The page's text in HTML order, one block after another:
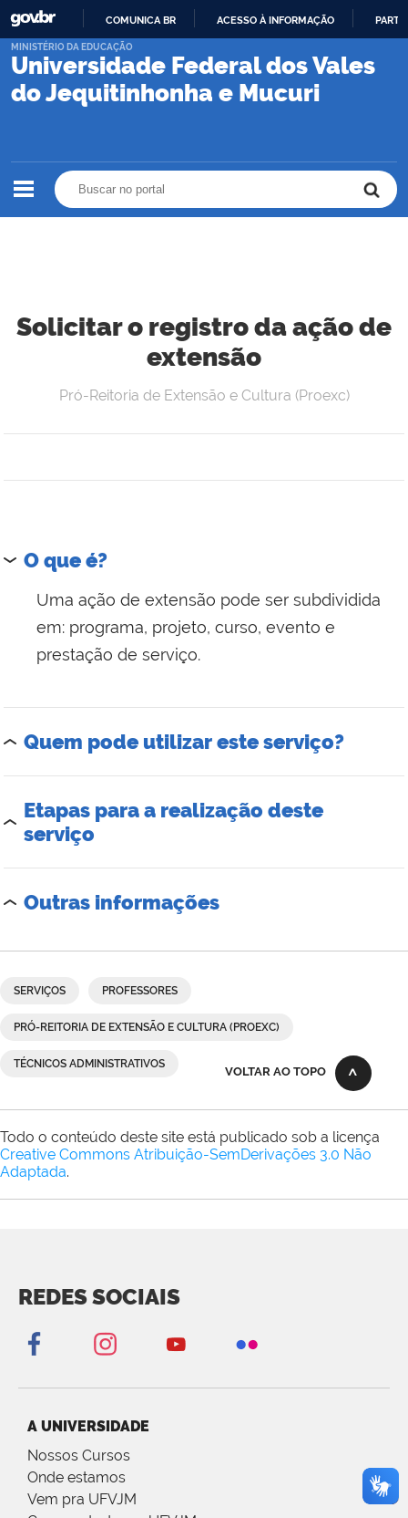
PARA
CONTEÚDO
COMUNICA BR ACESSO À INFORMAÇÃO
Universidade Federal dos Vales
do Jequitinhonha e Mucuri
MINISTÉRIO DA EDUCAÇÃO
Solicitar o registro da ação de
extensão
Pró-Reitoria de Extensão e Cultura (Proexc)
O que é?
Uma ação de extensão pode ser subdividida
em: programa, projeto, curso, evento e
prestação de serviço.
Quem pode utilizar este serviço?
Etapas para a realização deste
serviço
Outras informações
SERVIÇOS PROFESSORES
PRÓ-REITORIA DE EXTENSÃO E CULTURA (PROEXC)
TÉCNICOS ADMINISTRATIVOS
VOLTAR AO TOPO
Todo o conteúdo deste site está publicado sob a licença
Creative Commons Atribuição-SemDerivações 3.0 Não
Adaptada.
REDES SOCIAIS
A UNIVERSIDADE
Nossos Cursos
Onde estamos
Vem pra UFVJM